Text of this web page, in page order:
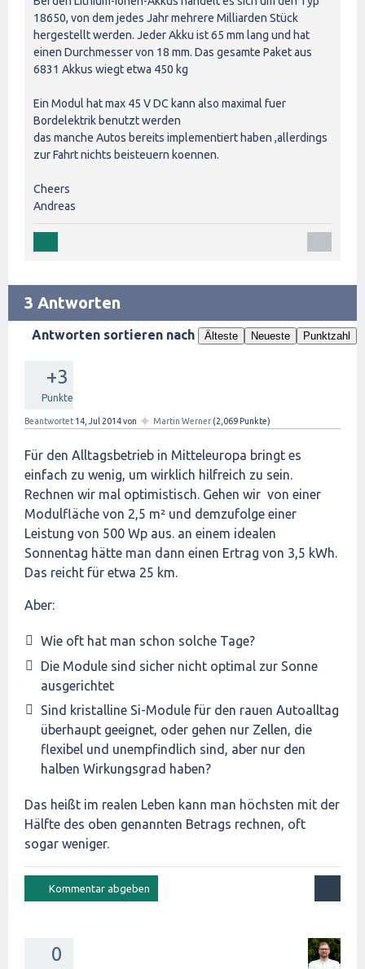
18650, von dem jedes Jahr mehrere Milliarden Stück
hergestellt werden. Jeder Akku ist 65 mm lang und hat
einen Durchmesser von 18 mm. Das gesamte Paket aus
6831 Akkus wiegt etwa 450 kg
Ein Modul hat max 45 V DC kann also maximal fuer
Bordelektrik benutzt werden
das manche Autos bereits implementiert haben ,allerdings
zur Fahrt nichts beisteuern koennen.
Cheers
Andreas
3 Antworten
Antworten sortieren nach Älteste Neueste Punktzahl
+3
Punkte
Beantwortet 14, Jul 2014von ✦ Martin Werner (2,069 Punkte)
Für den Alltagsbetrieb in Mitteleuropa bringt es
einfach zu wenig, um wirklich hilfreich zu sein.
Rechnen wir mal optimistisch. Gehen wir von einer
Modulfläche von 2,5 m² und demzufolge einer
Leistung von 500 Wp aus. an einem idealen
Sonnentag hätte man dann einen Ertrag von 3,5 kWh.
Das reicht für etwa 25 km.
Aber:
Wie oft hat man schon solche Tage?
Die Module sind sicher nicht optimal zur Sonne
ausgerichtet
Sind kristalline Si-Module für den rauen Autoalltag
überhaupt geeignet, oder gehen nur Zellen, die
flexibel und unempfindlich sind, aber nur den
halben Wirkungsgrad haben?
Das heißt im realen Leben kann man höchsten mit der
Hälfte des oben genannten Betrags rechnen, oft
sogar weniger.
0